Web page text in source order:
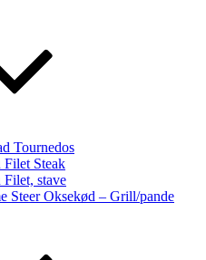
Tournedos
Filet Steak
Filet, stave
Steer Oksekød – Grill/pande